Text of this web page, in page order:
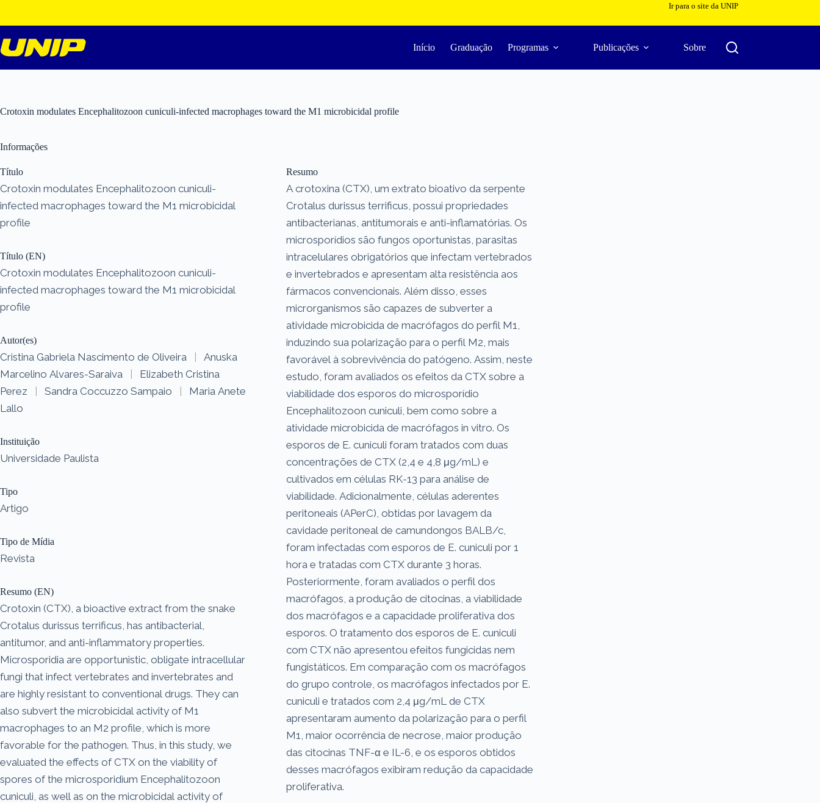
o
conteúdo
Ir para o site da UNIP
Início Graduação Programas Publicações Sobre
Crotoxin modulates Encephalitozoon cuniculi-infected macrophages toward the M1 microbicidal profile
Informações
Título
Crotoxin modulates Encephalitozoon cuniculi-
infected macrophages toward the M1 microbicidal
profile
Título (EN)
Crotoxin modulates Encephalitozoon cuniculi-
infected macrophages toward the M1 microbicidal
profile
Autor(es)
Cristina Gabriela Nascimento de Oliveira |
Anuska
Marcelino Alvares-Saraiva
|
Elizabeth Cristina
Perez
| Sandra Coccuzzo Sampaio |
Maria Anete
Lallo
Instituição
Universidade Paulista
Tipo
Artigo
Tipo de Mídia
Revista
Resumo (EN)
Crotoxin (CTX), a bioactive extract from the snake
Crotalus durissus terrificus, has antibacterial,
antitumor, and anti-inflammatory properties.
Microsporidia are opportunistic, obligate intracellular
fungi that infect vertebrates and invertebrates and
are highly resistant to conventional drugs. They can
also subvert the microbicidal activity of M1
macrophages to an M2 profile, which is more
favorable for the pathogen. Thus, in this study, we
evaluated the effects of CTX on the viability of
spores of the microsporidium Encephalitozoon
cuniculi, as well as on the microbicidal activity of
Resumo
A crotoxina (CTX), um extrato bioativo da serpente
Crotalus durissus terrificus, possui propriedades
antibacterianas, antitumorais e anti-inflamatórias. Os
microsporídios são fungos oportunistas, parasitas
intracelulares obrigatórios que infectam vertebrados
e invertebrados e apresentam alta resistência aos
fármacos convencionais. Além disso, esses
microrganismos são capazes de subverter a
atividade microbicida de macrófagos do perfil M1,
induzindo sua polarização para o perfil M2, mais
favorável à sobrevivência do patógeno. Assim, neste
estudo, foram avaliados os efeitos da CTX sobre a
viabilidade dos esporos do microsporídio
Encephalitozoon cuniculi, bem como sobre a
atividade microbicida de macrófagos in vitro. Os
esporos de E. cuniculi foram tratados com duas
concentrações de CTX (2,4 e 4,8 μg/mL) e
cultivados em células RK-13 para análise de
viabilidade. Adicionalmente, células aderentes
peritoneais (APerC), obtidas por lavagem da
cavidade peritoneal de camundongos BALB/c,
foram infectadas com esporos de E. cuniculi por 1
hora e tratadas com CTX durante 3 horas.
Posteriormente, foram avaliados o perfil dos
macrófagos, a produção de citocinas, a viabilidade
dos macrófagos e a capacidade proliferativa dos
esporos. O tratamento dos esporos de E. cuniculi
com CTX não apresentou efeitos fungicidas nem
fungistáticos. Em comparação com os macrófagos
do grupo controle, os macrófagos infectados por E.
cuniculi e tratados com 2,4 μg/mL de CTX
apresentaram aumento da polarização para o perfil
M1, maior ocorrência de necrose, maior produção
das citocinas TNF-α e IL-6, e os esporos obtidos
desses macrófagos exibiram redução da capacidade
proliferativa.